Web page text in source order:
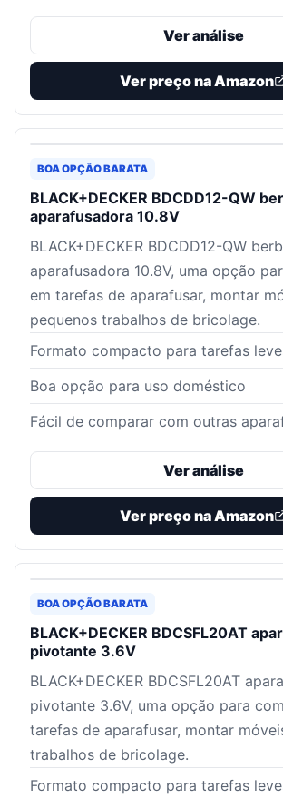
Ver análise
Ver preço na Amazon
BOA OPÇÃO BARATA
BLACK+DECKER BDCDD12-QW
aparafusadora 10.8V
BLACK+DECKER BDCDD12-QW
aparafusadora 10.8V, uma opção
em tarefas de aparafusar, montar
pequenos trabalhos de bricolage.
Formato compacto para tarefas
Boa opção para uso doméstico
Fácil de comparar com outras
Ver análise
Ver preço na Amazon
BOA OPÇÃO BARATA
BLACK+DECKER BDCSFL20AT
pivotante 3.6V
BLACK+DECKER BDCSFL20AT
pivotante 3.6V, uma opção para
tarefas de aparafusar, montar
trabalhos de bricolage.
Formato compacto para tarefas